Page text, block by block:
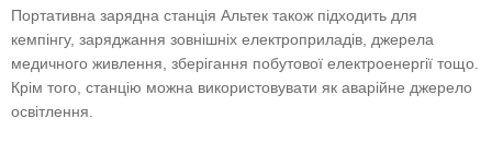
Портативна зарядна станція Альтек також підходить для
кемпінгу, заряджання зовнішніх електроприладів, джерела
медичного живлення, зберігання побутової електроенергії тощо.
Крім того, станцію можна використовувати як аварійне джерело
освітлення.